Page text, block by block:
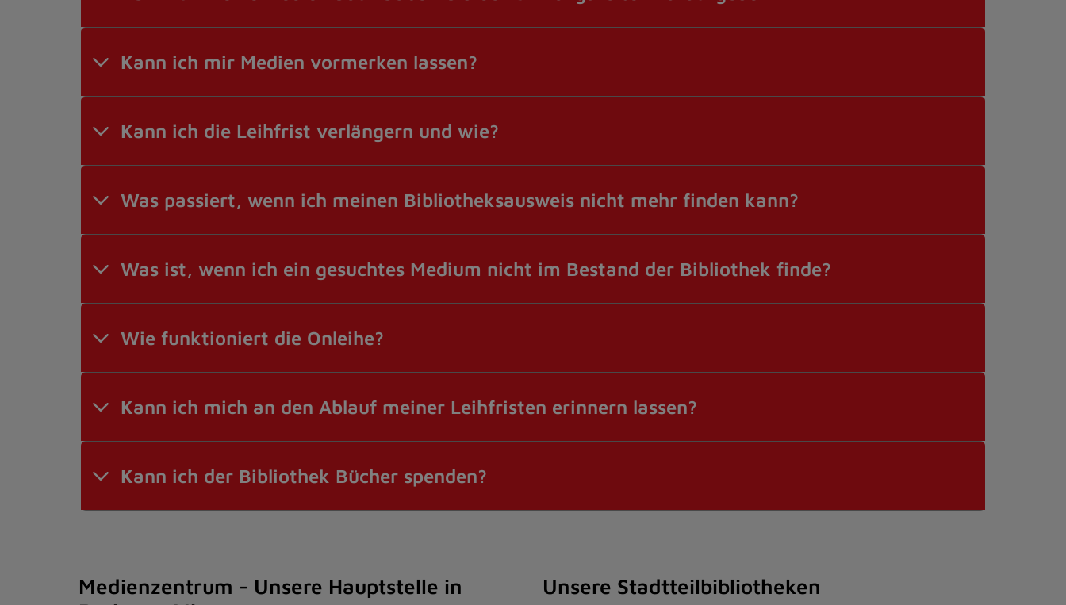
Kann ich mir Medien vormerken lassen?
Kann ich die Leihfrist verlängern und wie?
Was passiert, wenn ich meinen Bibliotheksausweis nicht mehr finden kann?
Was ist, wenn ich ein gesuchtes Medium nicht im Bestand der Bibliothek finde?
Wie funktioniert die Onleihe?
Kann ich mich an den Ablauf meiner Leihfristen erinnern lassen?
Kann ich der Bibliothek Bücher spenden?
Medienzentrum - Unsere Hauptstelle in
Unsere Stadtteilbibliotheken